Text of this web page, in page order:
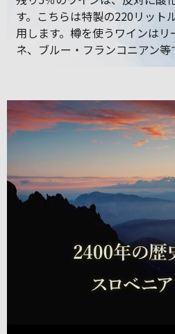
す。こちらは特製の220リット
用します。樽を使うワインは
ネ、ブルー・フランコニアン等